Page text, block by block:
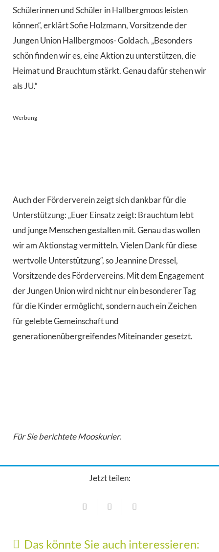
Schülerinnen und Schüler in Hallbergmoos leisten
können“, erklärt Sofie Holzmann, Vorsitzende der
Jungen Union Hallbergmoos- Goldach. „Besonders
schön finden wir es, eine Aktion zu unterstützen, die
Heimat und Brauchtum stärkt. Genau dafür stehen wir
als JU.“
Werbung
Auch der Förderverein zeigt sich dankbar für die
Unterstützung: „Euer Einsatz zeigt: Brauchtum lebt
und junge Menschen gestalten mit. Genau das wollen
wir am Aktionstag vermitteln. Vielen Dank für diese
wertvolle Unterstützung“, so Jeannine Dressel,
Vorsitzende des Fördervereins. Mit dem Engagement
der Jungen Union wird nicht nur ein besonderer Tag
für die Kinder ermöglicht, sondern auch ein Zeichen
für gelebte Gemeinschaft und
generationenübergreifendes Miteinander gesetzt.
Für Sie berichtete Mooskurier.
Jetzt teilen:
Das könnte Sie auch interessieren:
Organisation kommen an
Japanische Küche statt Training im Budo
Vereine